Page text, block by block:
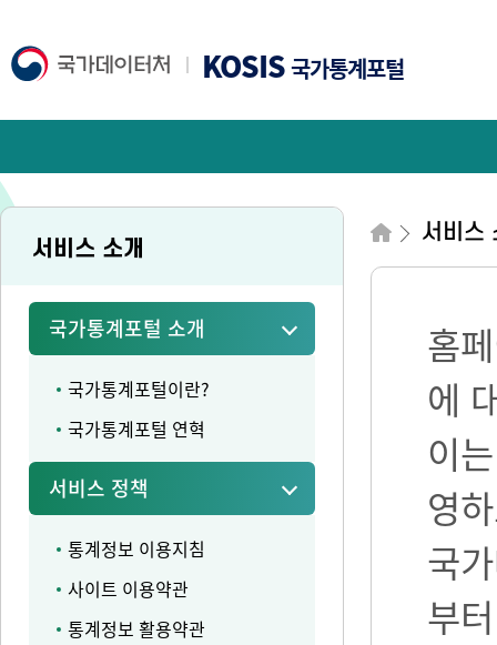
KOSIS국가통계포털
서비스 소개
국가통계포털 소개
국가통계포털이란?
국가통계포털 연혁
서비스 정책
통계정보 이용지침
사이트 이용약관
통계정보 활용약관
서비스
홈
에
이
영
국
부